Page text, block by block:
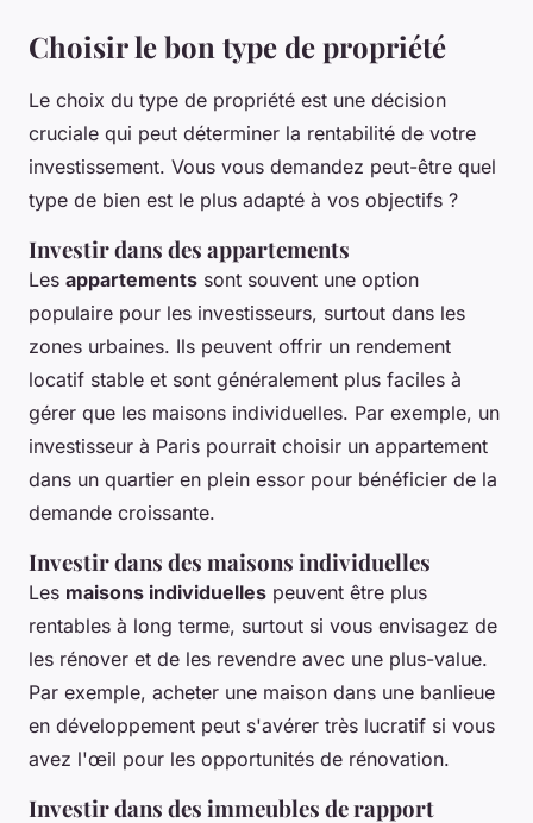
Choisir le bon type de propriété
Le choix du type de propriété est une décision
cruciale qui peut déterminer la rentabilité de votre
investissement. Vous vous demandez peut-être quel
type de bien est le plus adapté à vos objectifs ?
Investir dans des appartements
Les appartements sont souvent une option
populaire pour les investisseurs, surtout dans les
zones urbaines. Ils peuvent offrir un rendement
locatif stable et sont généralement plus faciles à
gérer que les maisons individuelles. Par exemple, un
investisseur à Paris pourrait choisir un appartement
dans un quartier en plein essor pour bénéficier de la
demande croissante.
Investir dans des maisons individuelles
Les maisons individuelles peuvent être plus
rentables à long terme, surtout si vous envisagez de
les rénover et de les revendre avec une plus-value.
Par exemple, acheter une maison dans une banlieue
en développement peut s'avérer très lucratif si vous
avez l'œil pour les opportunités de rénovation.
Investir dans des immeubles de rapport